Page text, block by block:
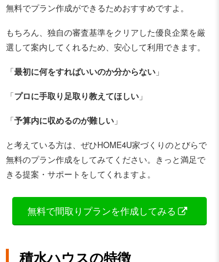
無料でプラン作成ができるためおすすめですよ。
もちろん、独自の審査基準をクリアした優良企業を厳
選して案内してくれるため、安心して利用できます。
「最初に何をすればいいのか分からない 」
「プロに手取り足取り教えてほしい 」
「予算内に収めるのが難しい 」
と考えている方は、ぜひHOME4U家づくりのとびらで
無料のプラン作成をしてみてください。きっと満足で
きる提案・サポートをしてくれますよ。
無料で間取りプランを作成してみる
積水ハウスの特徴